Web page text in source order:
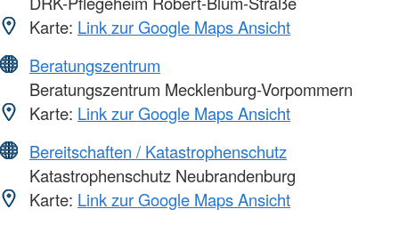
Karte: Link zur Google Maps Ansicht
Beratungszentrum
Beratungszentrum Mecklenburg-Vorpommern
Karte: Link zur Google Maps Ansicht
Bereitschaften / Katastrophenschutz
Katastrophenschutz Neubrandenburg
Karte: Link zur Google Maps Ansicht